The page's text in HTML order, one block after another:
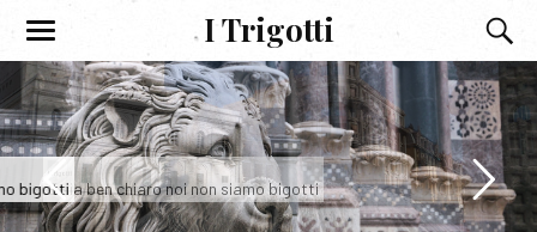
I Trigotti
I Trigotti
E sia ben chiaro noi non siamo bigotti